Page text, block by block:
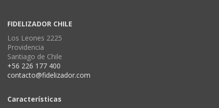
FIDELIZADOR CHILE
Los Leones 2225
Providencia
Santiago de Chile
+56 226 177 400
contacto@fidelizador.com
Características